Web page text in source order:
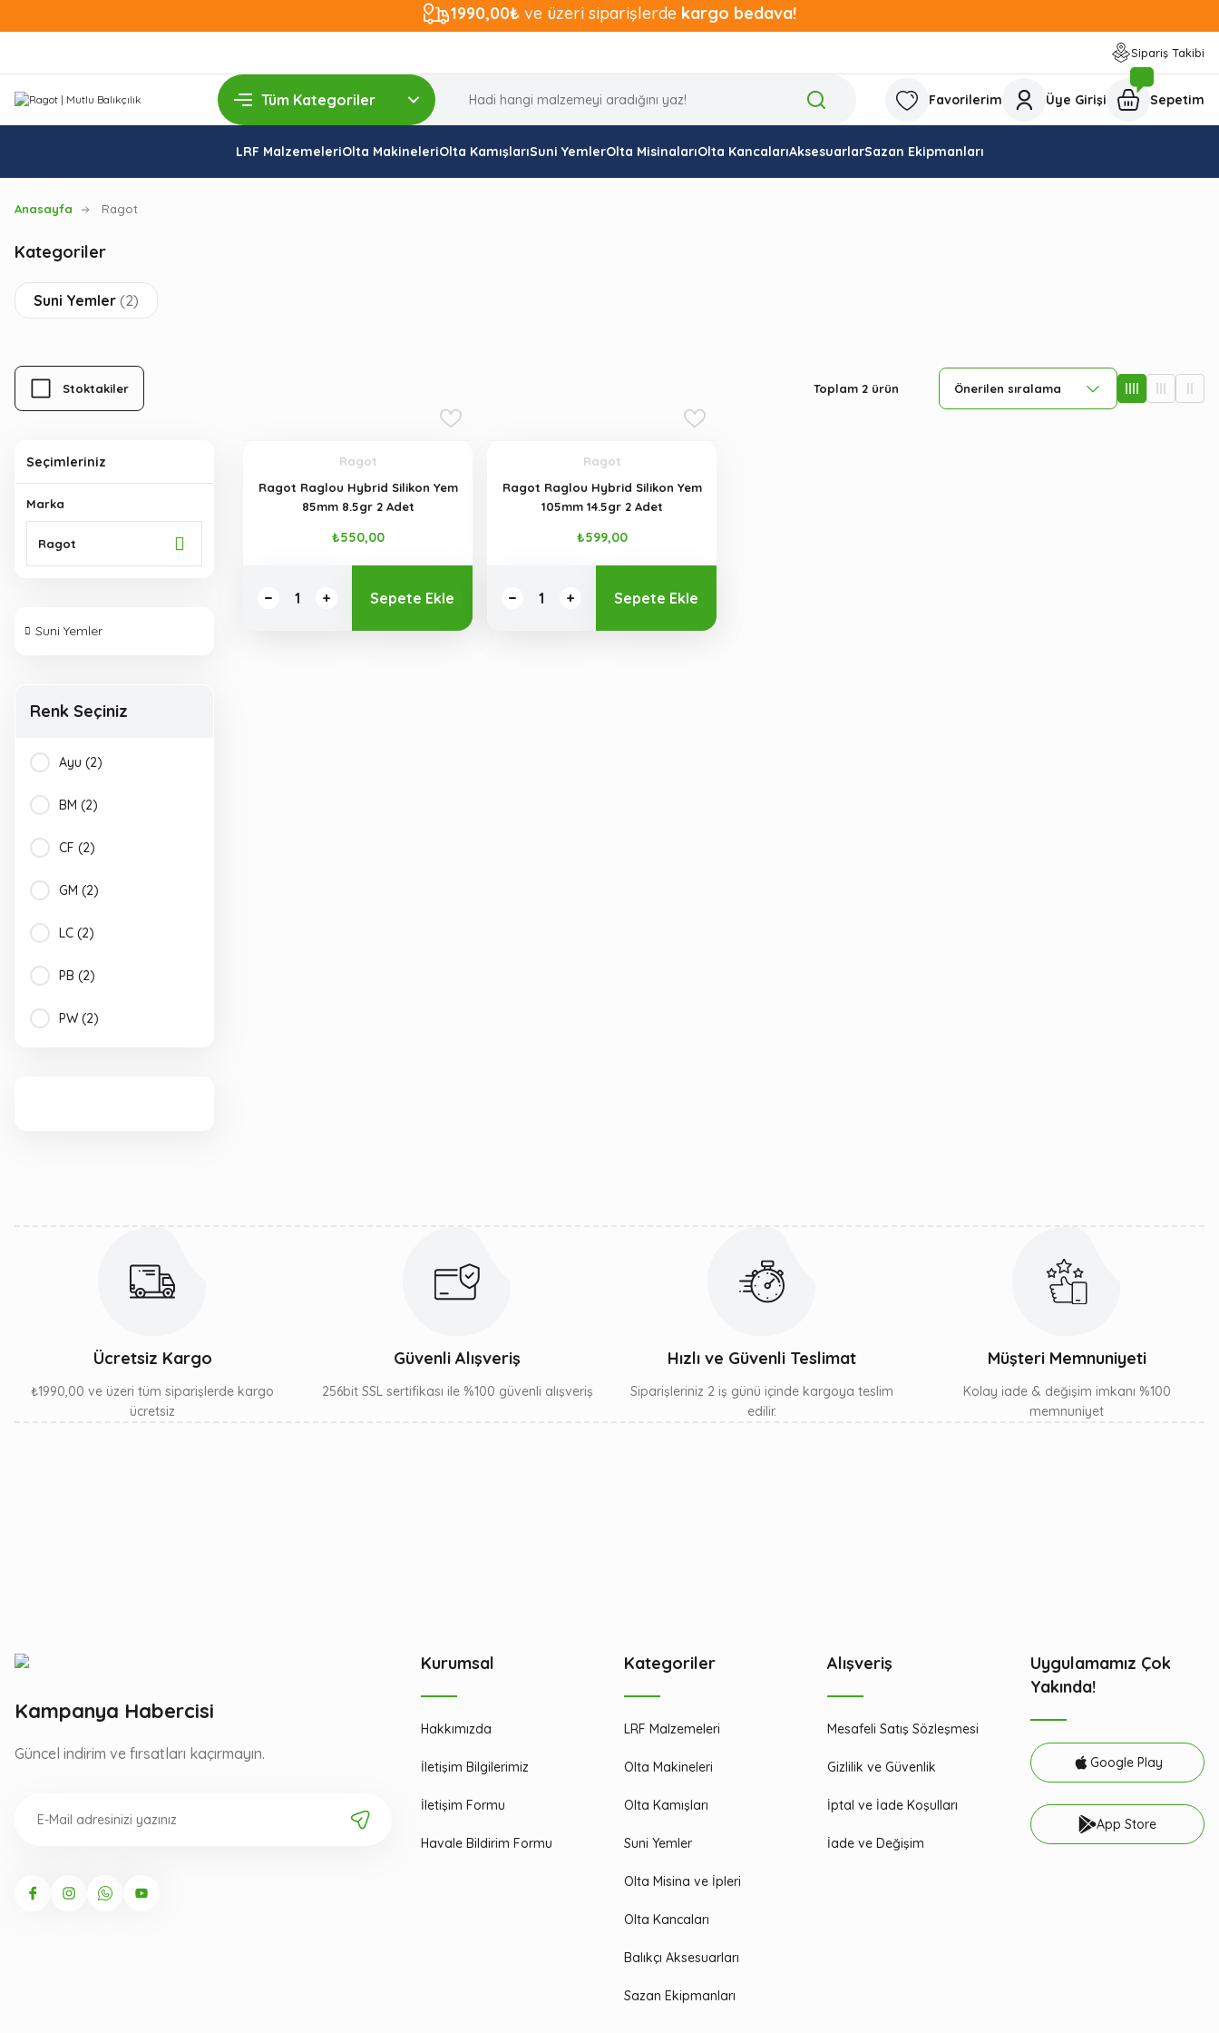
1990,00₺ ve üzeri siparişlerde kargo bedava!
Sipariş Takibi
Favorilerim Üye Girişi Sepetim
LRF MalzemeleriOlta MakineleriOlta KamışlarıSuni YemlerOlta MisinalarıOlta KancalarıAksesuarlarSazan Ekipmanları
Anasayfa Ragot
Kategoriler
Suni Yemler (2)
Stoktakiler Toplam 2 ürün
Seçimleriniz
Marka
Ragot
Suni Yemler
Renk Seçiniz
Ayu (2)
BM (2)
CF (2)
GM (2)
LC (2)
PB (2)
PW (2)
Ragot
Ragot Raglou Hybrid Silikon Yem
85mm 8.5gr 2 Adet
₺550,00
Sepete Ekle
Ragot
Ragot Raglou Hybrid Silikon Yem
105mm 14.5gr 2 Adet
₺599,00
Sepete Ekle
Ücretsiz Kargo
₺1990,00 ve üzeri tüm siparişlerde kargo
ücretsiz
Güvenli Alışveriş
256bit SSL sertifikası ile %100 güvenli alışveriş
Hızlı ve Güvenli Teslimat
Siparişleriniz 2 iş günü içinde kargoya teslim
edilir.
Müşteri Memnuniyeti
Kolay iade & değişim imkanı %100
memnuniyet
Kampanya Habercisi
Güncel indirim ve fırsatları kaçırmayın.
Kurumsal
Hakkımızda
İletişim Bilgilerimiz
İletişim Formu
Havale Bildirim Formu
Kategoriler
LRF Malzemeleri
Olta Makineleri
Olta Kamışları
Suni Yemler
Olta Misina ve İpleri
Olta Kancaları
Balıkçı Aksesuarları
Sazan Ekipmanları
Alışveriş
Mesafeli Satış Sözleşmesi
Gizlilik ve Güvenlik
İptal ve İade Koşulları
İade ve Değişim
Uygulamamız Çok
Yakında!
Google Play
App Store